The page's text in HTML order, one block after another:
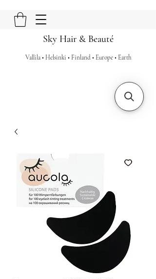
Sky Hair & Beauté
Vallila • Helsinki • Finland • Europe • Earth